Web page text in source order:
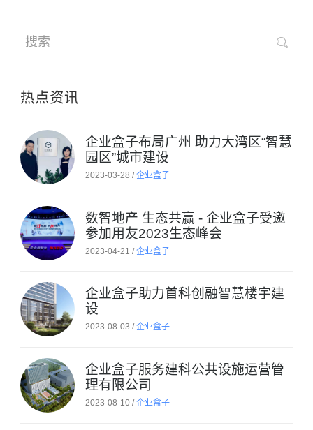
热点资讯
企业盒子布局广州 助力大湾区“智慧
园区”城市建设
2023-03-28 /企业盒子
数智地产 生态共赢 - 企业盒子受邀
参加用友2023生态峰会
2023-04-21 /企业盒子
企业盒子助力首科创融智慧楼宇建
设
2023-08-03 /企业盒子
企业盒子服务建科公共设施运营管
理有限公司
2023-08-10 /企业盒子